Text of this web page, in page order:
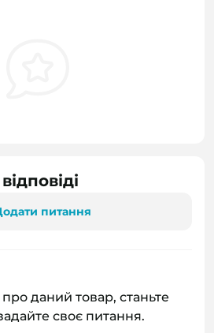
питання
даний товар, станьте
своє питання.